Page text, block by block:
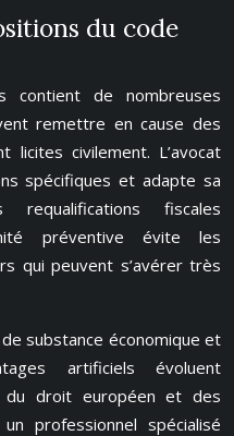
du code
contient de nombreuses
remettre en cause des
licites civilement. L’avocat
spécifiques et adapte sa
fiscales
préventive évite les
qui peuvent s’avérer très
substance économique et
artificiels évoluent
du droit européen et des
professionnel spécialisé